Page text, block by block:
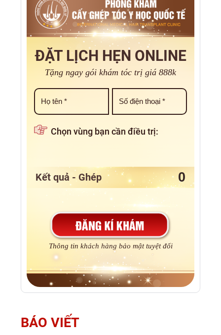
ĐẶT LỊCH HẸN ONLINE
Tặng ngay gói khám tóc trị giá 888k
Chọn vùng bạn cần điều trị:
Kết quả - Ghép
Thông tin khách hàng bảo mật tuyệt đối
BÁO VIẾT